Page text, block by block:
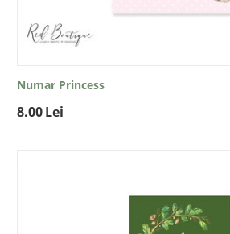
Numar Princess
8.00Lei